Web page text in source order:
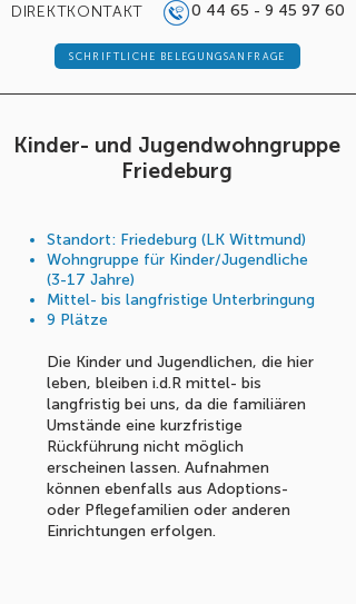
DIREKTKONTAKT 0 44 65 - 9 45 97 60
SCHRIFTLICHE BELEGUNGSANFRAGE
Kinder- und Jugendwohngruppe
Friedeburg
Standort: Friedeburg (LK Wittmund)
Wohngruppe für Kinder/Jugendliche
(3-17 Jahre)
Mittel- bis langfristige Unterbringung
9 Plätze
Die Kinder und Jugendlichen, die hier
leben, bleiben i.d.R mittel- bis
langfristig bei uns, da die familiären
Umstände eine kurzfristige
Rückführung nicht möglich
erscheinen lassen. Aufnahmen
können ebenfalls aus Adoptions-
oder Pflegefamilien oder anderen
Einrichtungen erfolgen.